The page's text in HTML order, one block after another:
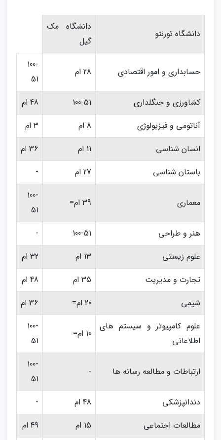
دانشگاه تورنتو
دانشگاه مک
گیل
حسابداری و امور اقتصادی 28 ام
100-
51
کشاورزی و جنگلداری
100-51
48 ام
آناتومی و فیزیولوژی
8 ام
3 ام
انسان شناسی
11 ام
36 ام
باستان شناسی
27 ام -
معماری 39 ام=
100-
51
هنر و طراحی
100-51
-
علوم زیستی
13 ام
32 ام
تجارت و مدیریت
35 ام
48 ام
شیمی
20 ام=
36 ام
علوم کامپیوتر و سیستم های
اطلاعاتی
10 ام=
100-
51
ارتباطات و مطالعه رسانه ها -
100-
51
دندانپزشکی
48 ام
-
مطالعات اجتماعی
15 ام
49 ام